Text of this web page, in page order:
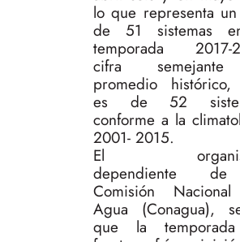
lo que representa
de 51 sistemas
temporada 2017-
cifra
promedio
es de 52
conforme a la
2001- 2015.
El
dependiente
Comisión
Agua (Conagua),
que la